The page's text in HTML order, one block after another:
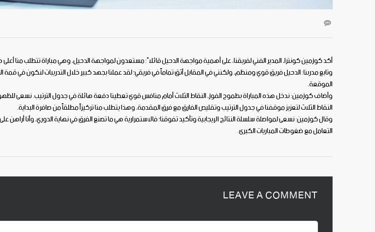
أكد كوزمين كونترا، المدير الفني لفريقنا، على أهمية مواجهة الدحيل قائلاً: مستعدون لمواجهة الدحيل، وهي مباراة تتطلب منا أعلى
وتابع مدربنا: الدحيل فريق قوي ومنظم، ولكنني في المقابل أثق تماماً في فريقي؛ لقد عملنا بجهد كبير خلال التدريبات لنكون في قمة
الموقعة.
وأضاف كوزمين: ندخل هذه المباراة بطموح الفوز، النقاط الثلاث أمام منافس قوي تعطينا دفعة هائلة في جدول الترتيب. نسعى
النقاط الثلاث لتعزيز موقفنا في جدول الترتيب وتقليص الفارق مع فرق المقدمة، وهذا يتطلب منا تركيزاً مطلقاً من صافرة البداية.
وقال كوزمين: نسعى لمواصلة سلسلة النتائج الإيجابية وتأكيد تفوقنا؛ فالاستمرارية هي ما تصنع الفرق في نهاية الدوري، وأنا أراهن
التعامل مع ضغوطات المباريات الكبرى.
LEAVE A COMMENT